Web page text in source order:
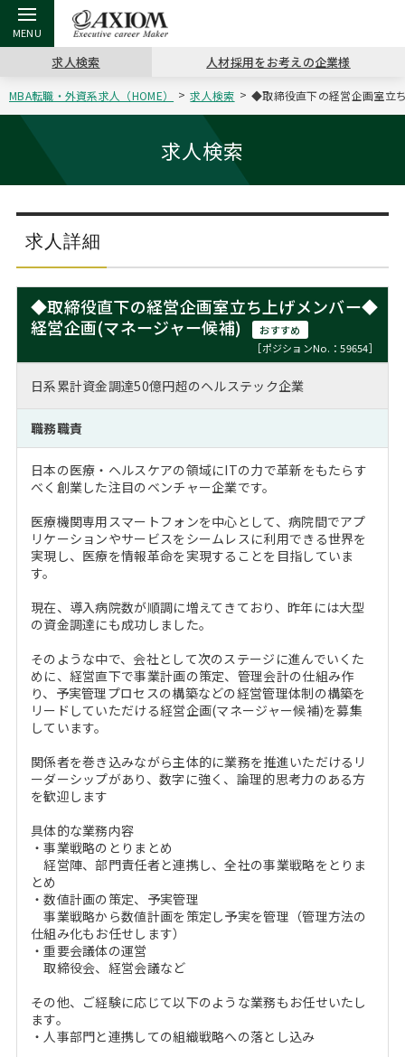
戻る
アクシアムの特長
戻る
コンサ
サービス案内
戻る
キャリ
コンサルタントの紹介
戻る
キャリア支援 TOP
キャリアデザイン講座
（最新求人市場動向）
戻る
MBAの
ステージ別アドバイス
MBAの転職事例
MBAからのFAQ
MBA留学生数の推移
戻る
日本か
インターン受入企業一覧
MBAを生かす求人特集
年齢と年収の相関図
戻る
転職ツール TOP
英文レジュメの書き方
戻る
パワー
職務経歴書の書き方
よくある面接Q&A集
戻る
転職コラム TOP
“展”職相談室
転職市場の明日をよめ
転職成功への4つの鍵
注目企業インタビュー
戻る
イベント・セミナー TOP
ジョブフェア
キャリアデザインセミナー
キャリアフォーラム
Career Talk Live
MBA NETWORKING
戻る
会社概要 TOP
沿革
主なクライアント
採用情報
ニュースリリース
求人検索 人材採用をお考えの企業様
MBA転職・外資系求人（HOME） 求人検索 ◆取締役直下の経営企画室立
求人検索
求人詳細
◆取締役直下の経営企画室立ち上げメンバー◆
経営企画(マネージャー候補)
おすすめ
［ポジションNo.：59654］
日系累計資金調達50億円超のヘルステック企業
職務職責
日本の医療・ヘルスケアの領域にITの力で革新をもたらす
べく創業した注目のベンチャー企業です。
医療機関専用スマートフォンを中心として、病院間でアプ
リケーションやサービスをシームレスに利用できる世界を
実現し、医療を情報革命を実現することを目指していま
す。
現在、導入病院数が順調に増えてきており、昨年には大型
の資金調達にも成功しました。
そのような中で、会社として次のステージに進んでいくた
めに、経営直下で事業計画の策定、管理会計の仕組み作
り、予実管理プロセスの構築などの経営管理体制の構築を
リードしていただける経営企画(マネージャー候補)を募集
しています。
関係者を巻き込みながら主体的に業務を推進いただけるリ
ーダーシップがあり、数字に強く、論理的思考力のある方
を歓迎します
具体的な業務内容
・事業戦略のとりまとめ
経営陣、部門責任者と連携し、全社の事業戦略をとりま
とめ
・数値計画の策定、予実管理
事業戦略から数値計画を策定し予実を管理（管理方法の
仕組み化もお任せします）
・重要会議体の運営
取締役会、経営会議など
その他、ご経験に応じて以下のような業務もお任せいたし
ます。
・人事部門と連携しての組織戦略への落とし込み